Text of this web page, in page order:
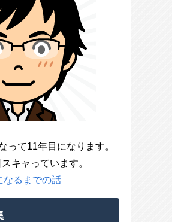
って11年目になります。
キャっています。
るまでの話